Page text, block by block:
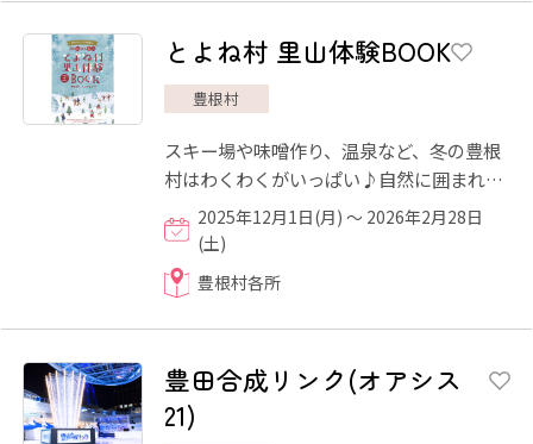
とよね村 里山体験BOOK
豊根村
スキー場や味噌作り、温泉など、冬の豊根
村はわくわくがいっぱい♪自然に囲まれた
地域ならではの里山体験を楽しむことがで
きます！
2025年12月1日(月) ～ 2026年2月28日
(土)
豊根村各所
豊田合成リンク(オアシス
21)